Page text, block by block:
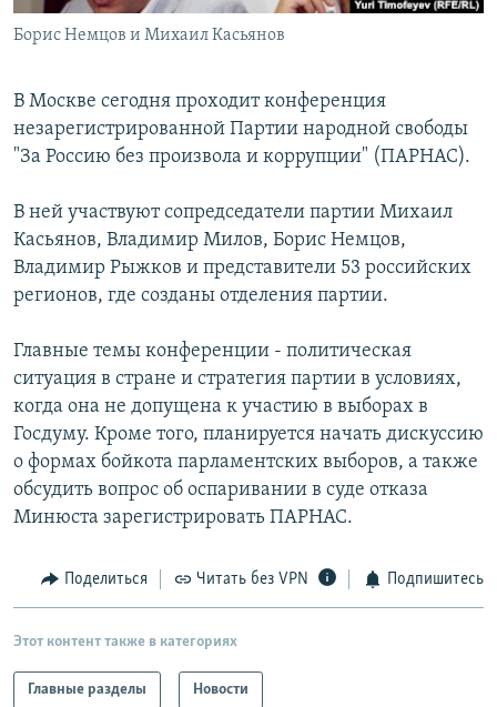
Все сайты РСЕ/РС
Борис Немцов и Михаил Касьянов
В Москве сегодня проходит конференция
незарегистрированной Партии народной свободы
"За Россию без произвола и коррупции" (ПАРНАС).
В ней участвуют сопредседатели партии Михаил
Касьянов, Владимир Милов, Борис Немцов,
Владимир Рыжков и представители 53 российских
регионов, где созданы отделения партии.
Главные темы конференции - политическая
ситуация в стране и стратегия партии в условиях,
когда она не допущена к участию в выборах в
Госдуму. Кроме того, планируется начать дискуссию
о формах бойкота парламентских выборов, а также
обсудить вопрос об оспаривании в суде отказа
Минюста зарегистрировать ПАРНАС.
Поделиться Читать без VPN Подпишитесь
Этот контент также в категориях
Главные разделы Новости